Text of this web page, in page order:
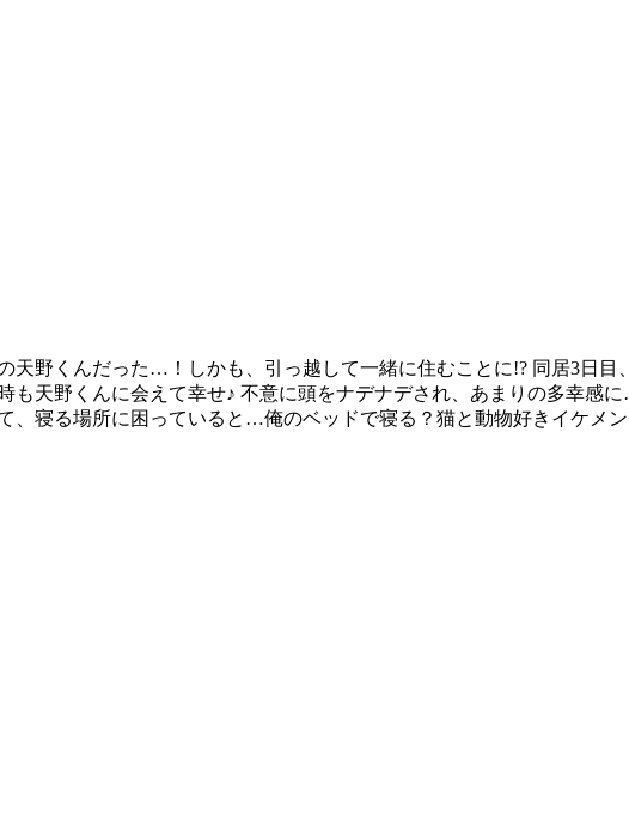
天野くんだった…！しかも、引っ越して一緒に住むことに!? 同居3日
も天野くんに会えて幸せ♪ 不意に頭をナデナデされ、あまりの多幸
、寝る場所に困っていると…俺のベッドで寝る？猫と動物好きイケメ